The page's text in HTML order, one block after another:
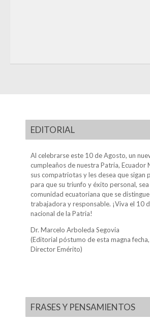
EDITORIAL
Al celebrarse este 10 de Agosto, un
cumpleaños de nuestra Patria, Ecuador
sus compatriotas y les desea que sigan
para que su triunfo y éxito personal,
comunidad ecuatoriana que se
trabajadora y responsable. ¡Viva el 10
nacional de la Patria!
Dr. Marcelo Arboleda Segovia
(Editorial póstumo de esta magna
Director Emérito)
FRASES Y PENSAMIENTOS